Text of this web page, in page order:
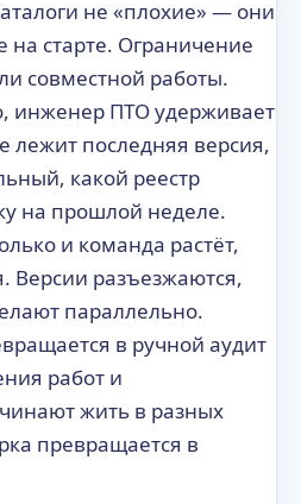
не «плохие» — они
старте. Ограничение
совместной работы.
инженер ПТО удерживает
лежит последняя версия,
какой реестр
на прошлой неделе.
и команда растёт,
Версии разъезжаются,
параллельно.
в ручной аудит
работ и
жить в разных
превращается в